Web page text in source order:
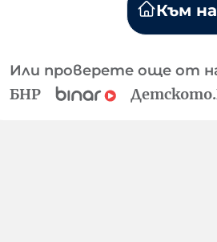
Към
Или проверете още от
БНР